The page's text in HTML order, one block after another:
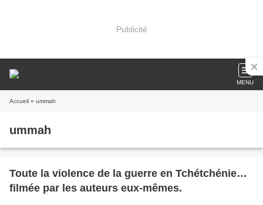
Publicité
MENU
Accueil » ummah
ummah
Toute la violence de la guerre en Tchétchénie…
filmée par les auteurs eux-mêmes.